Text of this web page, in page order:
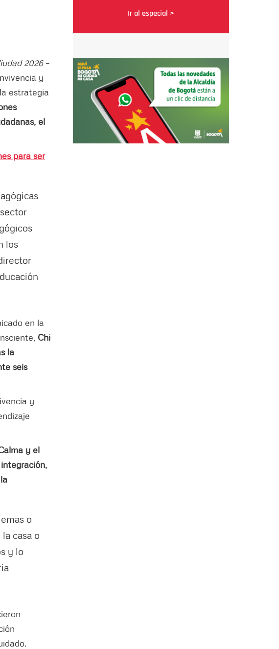
2026–
y
estrategia
el
para ser
los
en la
Chi
la
seis
y
y el
o
casa o
y lo
Ir al especial >